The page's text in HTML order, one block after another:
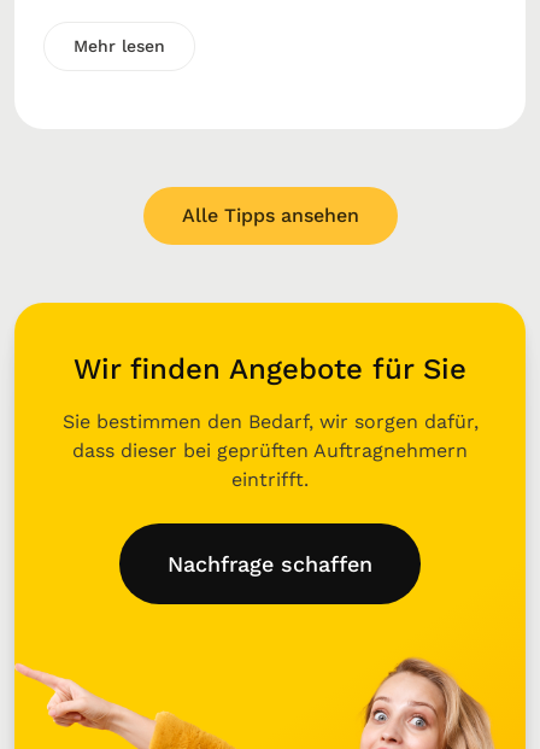
Mehr lesen
Alle Tipps ansehen
Wir finden Angebote für Sie
Sie bestimmen den Bedarf, wir sorgen dafür,
dass dieser bei geprüften Auftragnehmern
eintrifft.
Nachfrage schaffen